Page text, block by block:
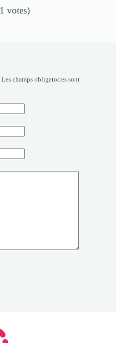
votes)
Les champs obligatoires sont